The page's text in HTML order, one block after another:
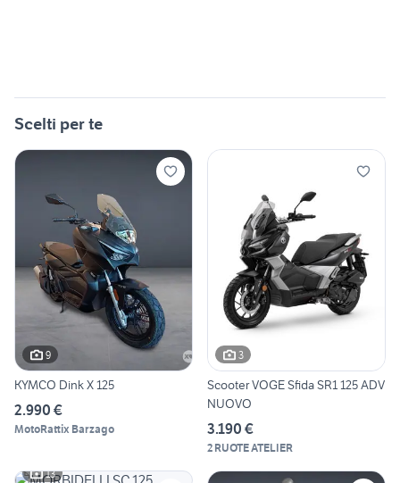
Scelti per te
9
KYMCO Dink X 125
2.990 €
MotoRattix Barzago
3
Scooter VOGE Sfida SR1 125 ADV
NUOVO
3.190 €
2 RUOTE ATELIER
13